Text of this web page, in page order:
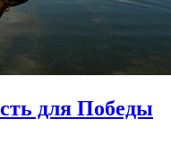
для Победы